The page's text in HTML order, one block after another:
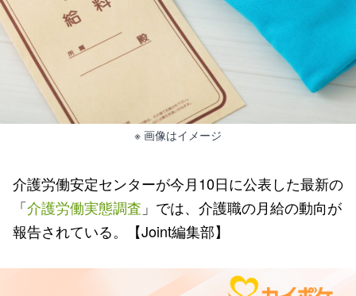
※ 画像はイメージ
介護労働安定センターが今月10日に公表した最新の
「介護労働実態調査 」では、介護職の月給の動向が
報告されている。【Joint編集部】